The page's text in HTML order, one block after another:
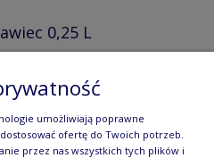
0,25 L
DO KOSZYKA
umożliwiają poprawne
ofertę do Twoich potrzeb.
przez nas wszystkich tych plików i